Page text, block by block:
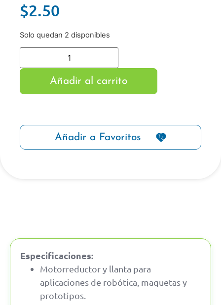
$2.50
Solo quedan 2 disponibles
Añadir al carrito
Añadir a Favoritos
Especificaciones:
Motorreductor y llanta para
aplicaciones de robótica, maquetas y
prototipos.